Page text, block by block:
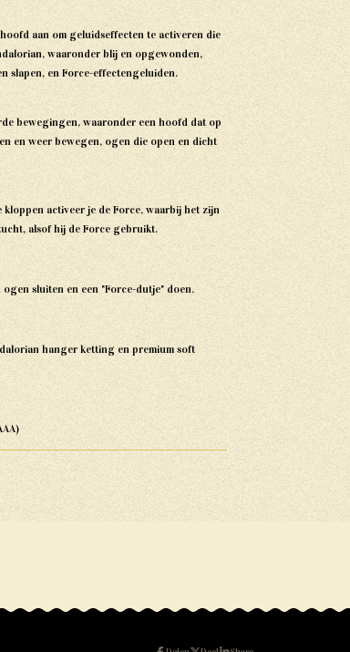
aan om geluidseffecten te activeren die
waaronder blij en opgewonden,
slapen, en Force-effectengeluiden.
bewegingen, waaronder een hoofd dat op
en weer bewegen, ogen die open en dicht
activeer je de Force, waarbij het zijn
alsof hij de Force gebruikt.
sluiten en een "Force-dutje" doen.
hanger ketting en premium soft